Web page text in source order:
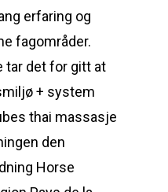
erfaring og
fagområder.
tar det for gitt at
+ system
thai massasje
den
Horse